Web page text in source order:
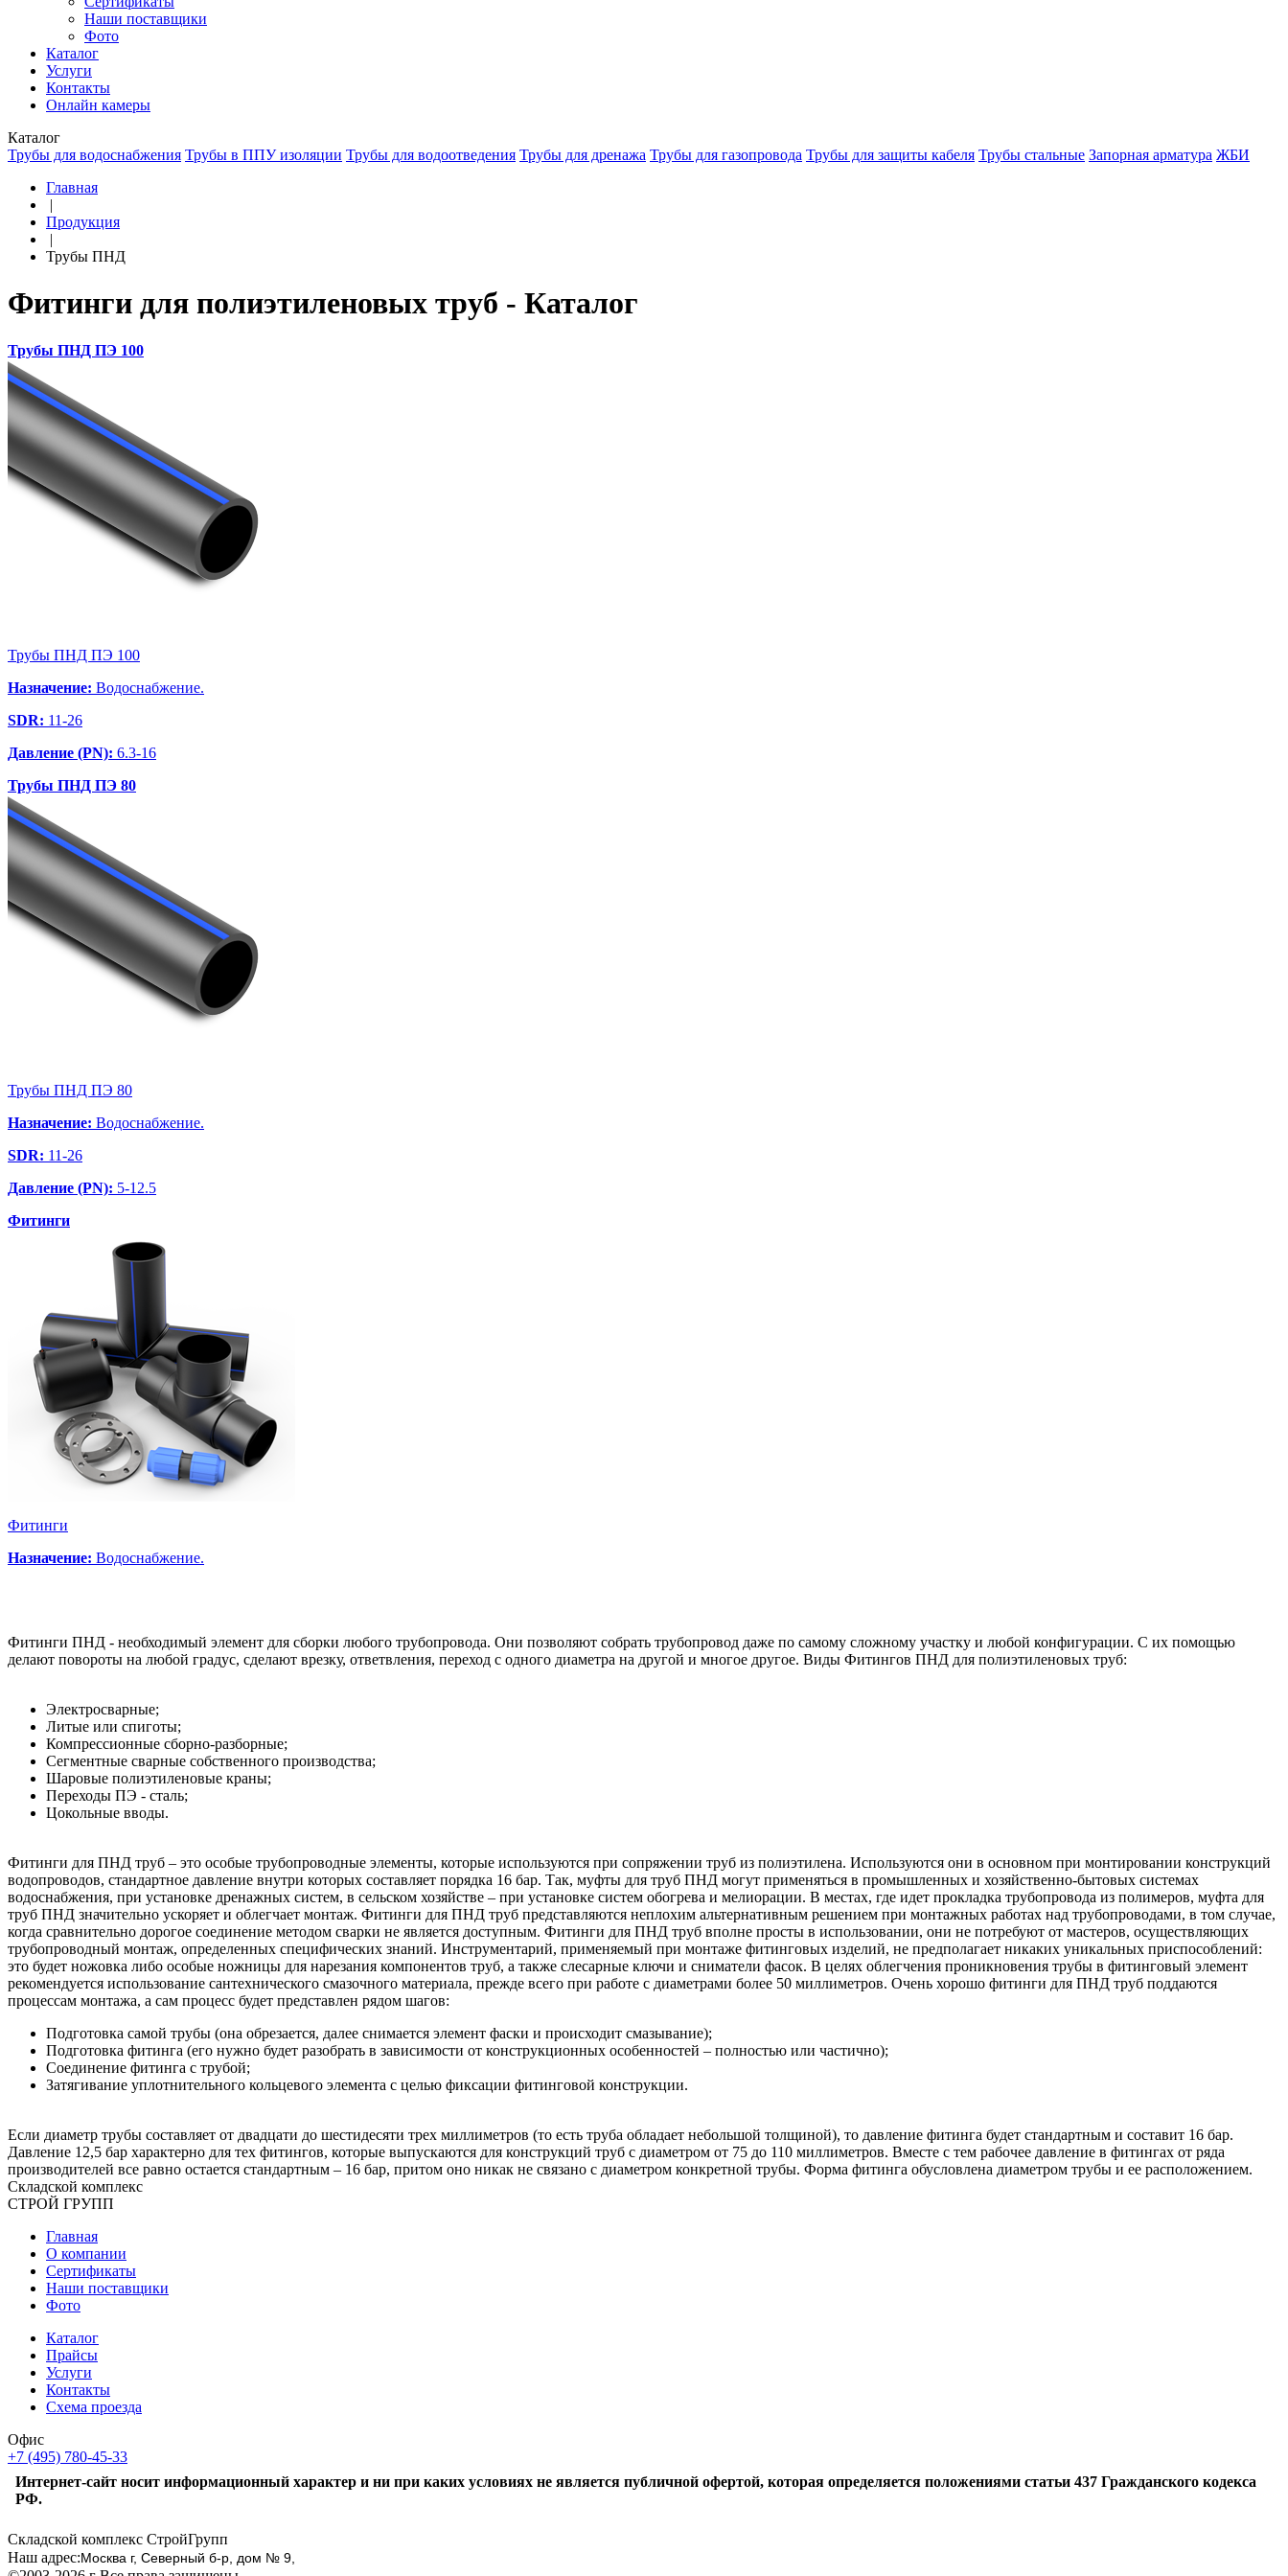
Наши поставщики
Фото
Каталог
Услуги
Контакты
Онлайн камеры
Каталог
Трубы для водоснабжения Трубы в ППУ изоляции Трубы для водоотведения Трубы для дренажа Трубы для газопровода Трубы для защиты кабеля Трубы стальные Запорная арматура ЖБИ
Главная
|
Продукция
|
Трубы ПНД
Фитинги для полиэтиленовых труб - Каталог
Трубы ПНД ПЭ 100
Трубы ПНД ПЭ 100
Назначение: Водоснабжение.
SDR: 11-26
Давление (PN): 6.3-16
Трубы ПНД ПЭ 80
Трубы ПНД ПЭ 80
Назначение: Водоснабжение.
SDR: 11-26
Давление (PN): 5-12.5
Фитинги
Фитинги
Назначение: Водоснабжение.
Фитинги ПНД - необходимый элемент для сборки любого трубопровода. Они позволяют собрать трубопровод даже по самому сложному участку и любой конфигурации. С их помощью
делают повороты на любой градус, сделают врезку, ответвления, переход с одного диаметра на другой и многое другое. Виды Фитингов ПНД для полиэтиленовых труб:
Электросварные;
Литые или спиготы;
Компрессионные сборно-разборные;
Сегментные сварные собственного производства;
Шаровые полиэтиленовые краны;
Переходы ПЭ - сталь;
Цокольные вводы.
Фитинги для ПНД труб – это особые трубопроводные элементы, которые используются при сопряжении труб из полиэтилена. Используются они в основном при монтировании конструкций
водопроводов, стандартное давление внутри которых составляет порядка 16 бар. Так, муфты для труб ПНД могут применяться в промышленных и хозяйственно-бытовых системах
водоснабжения, при установке дренажных систем, в сельском хозяйстве – при установке систем обогрева и мелиорации. В местах, где идет прокладка трубопровода из полимеров, муфта для
труб ПНД значительно ускоряет и облегчает монтаж. Фитинги для ПНД труб представляются неплохим альтернативным решением при монтажных работах над трубопроводами, в том случае,
когда сравнительно дорогое соединение методом сварки не является доступным. Фитинги для ПНД труб вполне просты в использовании, они не потребуют от мастеров, осуществляющих
трубопроводный монтаж, определенных специфических знаний. Инструментарий, применяемый при монтаже фитинговых изделий, не предполагает никаких уникальных приспособлений:
это будет ножовка либо особые ножницы для нарезания компонентов труб, а также слесарные ключи и сниматели фасок. В целях облегчения проникновения трубы в фитинговый элемент
рекомендуется использование сантехнического смазочного материала, прежде всего при работе с диаметрами более 50 миллиметров. Очень хорошо фитинги для ПНД труб поддаются
процессам монтажа, а сам процесс будет представлен рядом шагов:
Подготовка самой трубы (она обрезается, далее снимается элемент фаски и происходит смазывание);
Подготовка фитинга (его нужно будет разобрать в зависимости от конструкционных особенностей – полностью или частично);
Соединение фитинга с трубой;
Затягивание уплотнительного кольцевого элемента с целью фиксации фитинговой конструкции.
Если диаметр трубы составляет от двадцати до шестидесяти трех миллиметров (то есть труба обладает небольшой толщиной), то давление фитинга будет стандартным и составит 16 бар.
Давление 12,5 бар характерно для тех фитингов, которые выпускаются для конструкций труб с диаметром от 75 до 110 миллиметров. Вместе с тем рабочее давление в фитингах от ряда
производителей все равно остается стандартным – 16 бар, притом оно никак не связано с диаметром конкретной трубы. Форма фитинга обусловлена диаметром трубы и ее расположением.
Складской комплекс
СТРОЙ ГРУПП
Главная
О компании
Сертификаты
Наши поставщики
Фото
Каталог
Прайсы
Услуги
Контакты
Схема проезда
Офис
+7 (495) 780-45-33
Интернет-сайт носит информационный характер и ни при каких условиях не является публичной офертой, которая определяется положениями статьи 437 Гражданского кодекса
РФ.
Складской комплекс СтройГрупп
Наш адрес:Москва г, Северный б-р, дом № 9,